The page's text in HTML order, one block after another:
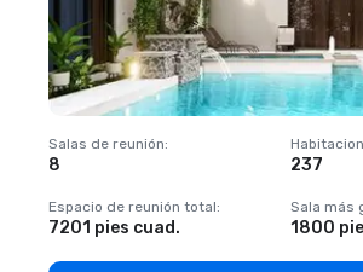
Salas de reunión:
8 237
Espacio de reunión total:
7201 pies cuad.
Sala más
1800